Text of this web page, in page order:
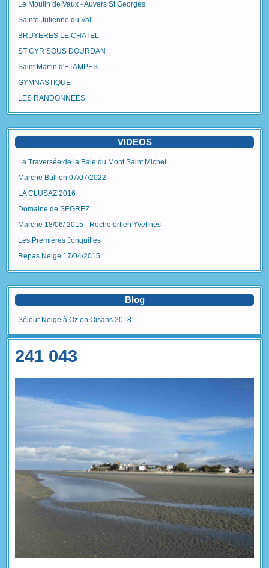
Le Moulin de Vaux - Auvers St Georges
Sainte Julienne du Val
BRUYERES LE CHATEL
ST CYR SOUS DOURDAN
Saint Martin d'ETAMPES
GYMNASTIQUE
LES RANDONNEES
VIDEOS
La Traversée de la Baie du Mont Saint Michel
Marche Bullion 07/07/2022
LA CLUSAZ 2016
Domaine de SEGREZ
Marche 18/06/ 2015 - Rochefort en Yvelines
Les Premières Jonquilles
Repas Neige 17/04/2015
Blog
Séjour Neige à Oz en Oisans 2018
241 043